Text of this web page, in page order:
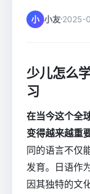
小 小友 2025-
少儿怎么
习
在当今这个全
变得越来越重要
同的语言不仅
发育。日语作
因其独特的文